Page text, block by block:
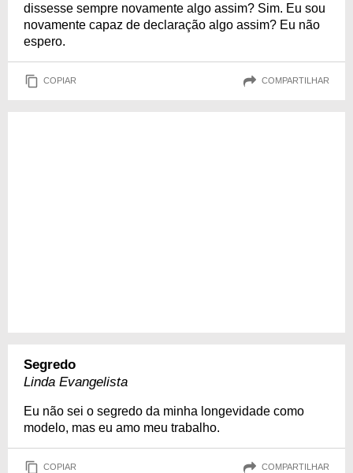
dissesse sempre novamente algo assim? Sim. Eu sou
novamente capaz de declaração algo assim? Eu não
espero.
COPIAR COMPARTILHAR
Segredo
Linda Evangelista
Eu não sei o segredo da minha longevidade como
modelo, mas eu amo meu trabalho.
COPIAR COMPARTILHAR